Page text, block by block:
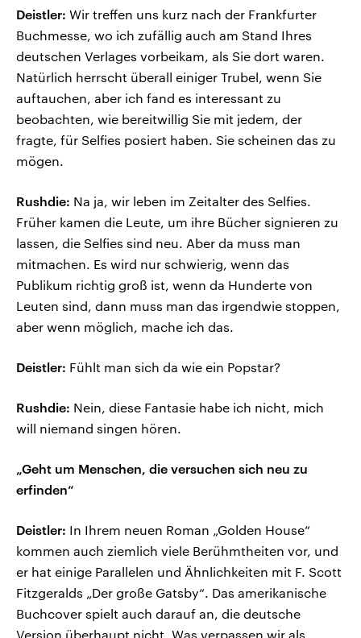
Deistler: Wir treffen uns kurz nach der Frankfurter
Buchmesse, wo ich zufällig auch am Stand Ihres
deutschen Verlages vorbeikam, als Sie dort waren.
Natürlich herrscht überall einiger Trubel, wenn Sie
auftauchen, aber ich fand es interessant zu
beobachten, wie bereitwillig Sie mit jedem, der
fragte, für Selfies posiert haben. Sie scheinen das zu
mögen.
Rushdie: Na ja, wir leben im Zeitalter des Selfies.
Früher kamen die Leute, um ihre Bücher signieren zu
lassen, die Selfies sind neu. Aber da muss man
mitmachen. Es wird nur schwierig, wenn das
Publikum richtig groß ist, wenn da Hunderte von
Leuten sind, dann muss man das irgendwie stoppen,
aber wenn möglich, mache ich das.
Deistler: Fühlt man sich da wie ein Popstar?
Rushdie: Nein, diese Fantasie habe ich nicht, mich
will niemand singen hören.
„Geht um Menschen, die versuchen sich neu zu
erfinden“
Deistler: In Ihrem neuen Roman „Golden House“
kommen auch ziemlich viele Berühmtheiten vor, und
er hat einige Parallelen und Ähnlichkeiten mit F. Scott
Fitzgeralds „Der große Gatsby“. Das amerikanische
Buchcover spielt auch darauf an, die deutsche
Version überhaupt nicht. Was verpassen wir als